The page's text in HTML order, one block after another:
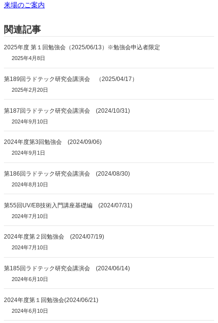
来場のご案内
関連記事
2025年度 第１回勉強会（2025/06/13）※勉強会申込者限定
2025年4月8日
第189回ラドテック研究会講演会 （2025/04/17）
2025年2月20日
第187回ラドテック研究会講演会 (2024/10/31)
2024年9月10日
2024年度第3回勉強会 (2024/09/06)
2024年9月1日
第186回ラドテック研究会講演会 (2024/08/30)
2024年8月10日
第55回UV/EB技術入門講座基礎編 (2024/07/31)
2024年7月10日
2024年度第２回勉強会 (2024/07/19)
2024年7月10日
第185回ラドテック研究会講演会 (2024/06/14)
2024年6月10日
2024年度第１回勉強会(2024/06/21)
2024年6月10日